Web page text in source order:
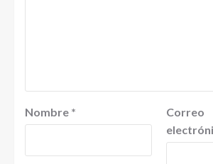
Nombre *
Correo